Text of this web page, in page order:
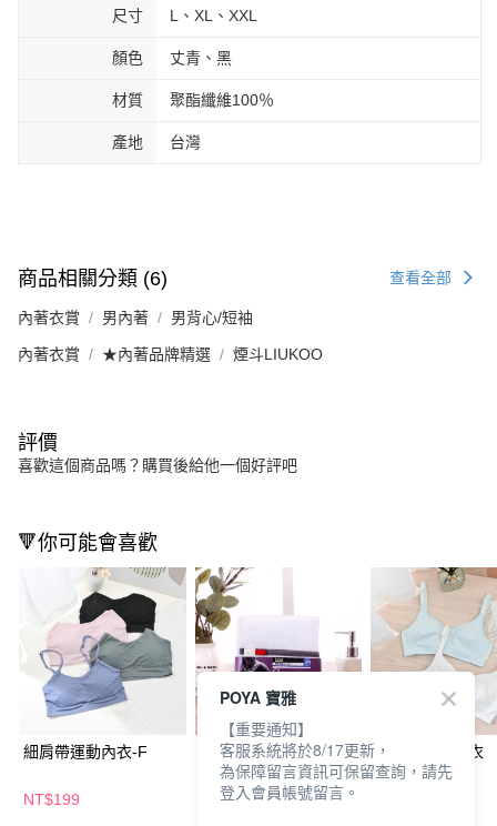
尺寸 L、XL、XXL
顏色 丈青、黑
材質 聚酯纖維100％
產地 台灣
商品相關分類 (6) 查看全部
內著衣賞 男內著 男背心/短袖
內著衣賞 ★內著品牌精選 煙斗LIUKOO
評價
喜歡這個商品嗎？購買後給他一個好評吧
🔻你可能會喜歡
細肩帶運動內衣-F
NT$199
機能運動洗衣袋-排汗
衫40*50
NT$99
無鋼絲排汗胸衣
POYA 寶雅
【重要通知】
客服系統將於8/17更新，
為保障留言資訊可保留查詢，請先
登入會員帳號留言。